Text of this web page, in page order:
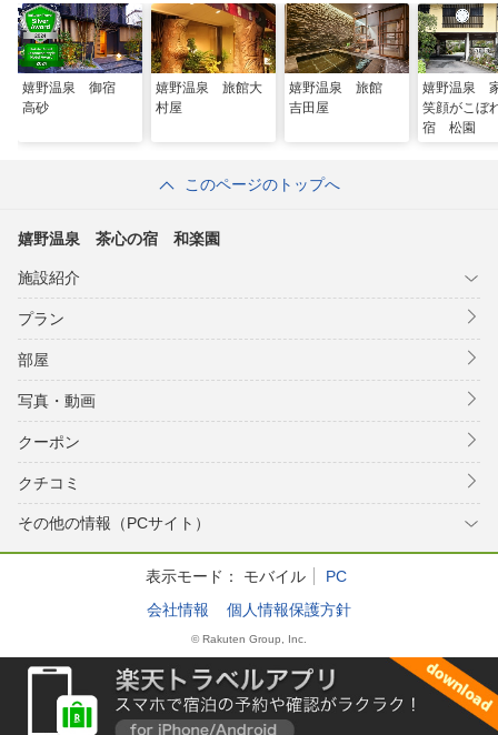
嬉野温泉 御宿
高砂
嬉野温泉 旅館大
村屋
嬉野温泉 旅館
吉田屋
嬉野温泉
笑顔がこぼ
宿 松園
このページのトップへ
嬉野温泉 茶心の宿 和楽園
施設紹介
プラン
部屋
写真・動画
クーポン
クチコミ
その他の情報（PCサイト）
表示モード： モバイル
PC
会社情報
個人情報保護方針
© Rakuten Group, Inc.